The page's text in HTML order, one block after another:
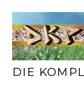
Inhalt
DIE